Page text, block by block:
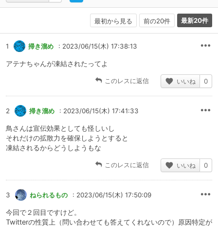
最初から見る 前の20件 最新20件
1 掃き溜め : 2023/06/15(木) 17:38:13
アテナちゃんが凍結されたってよ
このレスに返信 いいね 0
2 掃き溜め : 2023/06/15(木) 17:41:33
鳥さんは宣伝効果としても怪しいし
それだけの拡散力を確保しようとすると
凍結されるからどうしようもな
このレスに返信 いいね 0
3 ねられるもの : 2023/06/15(木) 17:50:09
今回で２回目ですけど。
Twitterの性質上（問い合わせても答えてくれないので）原因特定が